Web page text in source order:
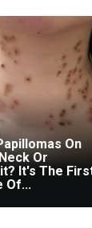
On
Or
It's The
Of...